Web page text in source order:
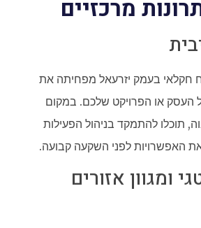
מרכזיים
חקלאי בעמק יזרעאל מפחיתה את
העסק או הפרויקט שלכם. במקום
תוכלו להתמקד בניהול הפעילות
האפשרויות לפני השקעה קבועה.
ומגוון אזורים